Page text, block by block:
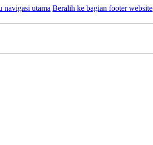
navigasi utama Beralih ke bagian footer website